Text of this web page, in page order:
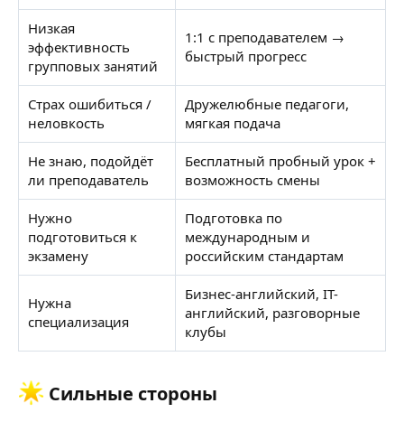
Низкая
эффективность
групповых занятий
1:1 с преподавателем →
быстрый прогресс
Страх ошибиться /
неловкость
Дружелюбные педагоги,
мягкая подача
Не знаю, подойдёт
ли преподаватель
Бесплатный пробный урок +
возможность смены
Нужно
подготовиться к
экзамену
Подготовка по
международным и
российским стандартам
Нужна
специализация
Бизнес-английский, IT-
английский, разговорные
клубы
Сильные стороны​